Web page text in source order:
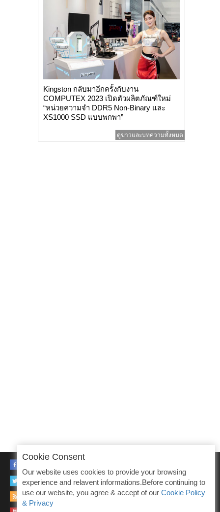
Kingston กลับมาอีกครั้งกับงาน
COMPUTEX 2023 เปิดตัวผลิตภัณฑ์ใหม่
“หน่วยความจำ DDR5 Non-Binary และ
XS1000 SSD แบบพกพา”
ดูข่าวและบทความทั้งหมด
TWITTER
RSS
Cookie Consent
Our website uses cookies to provide your browsing
experience and relavent informations.Before continuing to
use our website, you agree & accept of our Cookie Policy
& Privacy